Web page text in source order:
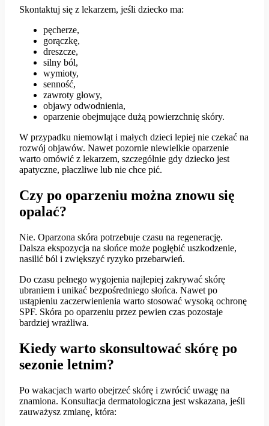
Skontaktuj się z lekarzem, jeśli dziecko ma:
pęcherze,
gorączkę,
dreszcze,
silny ból,
wymioty,
senność,
zawroty głowy,
objawy odwodnienia,
oparzenie obejmujące dużą powierzchnię skóry.
W przypadku niemowląt i małych dzieci lepiej nie czekać na
rozwój objawów. Nawet pozornie niewielkie oparzenie
warto omówić z lekarzem, szczególnie gdy dziecko jest
apatyczne, płaczliwe lub nie chce pić.
Czy po oparzeniu można znowu się
opalać?
Nie. Oparzona skóra potrzebuje czasu na regenerację.
Dalsza ekspozycja na słońce może pogłębić uszkodzenie,
nasilić ból i zwiększyć ryzyko przebarwień.
Do czasu pełnego wygojenia najlepiej zakrywać skórę
ubraniem i unikać bezpośredniego słońca. Nawet po
ustąpieniu zaczerwienienia warto stosować wysoką ochronę
SPF. Skóra po oparzeniu przez pewien czas pozostaje
bardziej wrażliwa.
Kiedy warto skonsultować skórę po
sezonie letnim?
Po wakacjach warto obejrzeć skórę i zwrócić uwagę na
znamiona. Konsultacja dermatologiczna jest wskazana, jeśli
zauważysz zmianę, która: